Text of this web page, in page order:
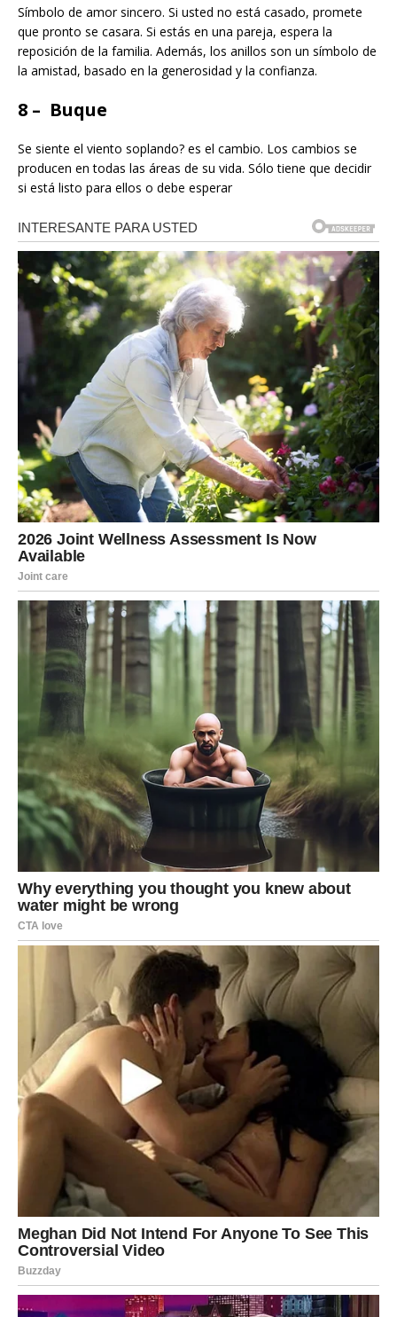
Símbolo de amor sincero. Si usted no está casado, promete
que pronto se casara. Si estás en una pareja, espera la
reposición de la familia. Además, los anillos son un símbolo de
la amistad, basado en la generosidad y la confianza.
8 – Buque
Se siente el viento soplando? es el cambio. Los cambios se
producen en todas las áreas de su vida. Sólo tiene que decidir
si está listo para ellos o debe esperar